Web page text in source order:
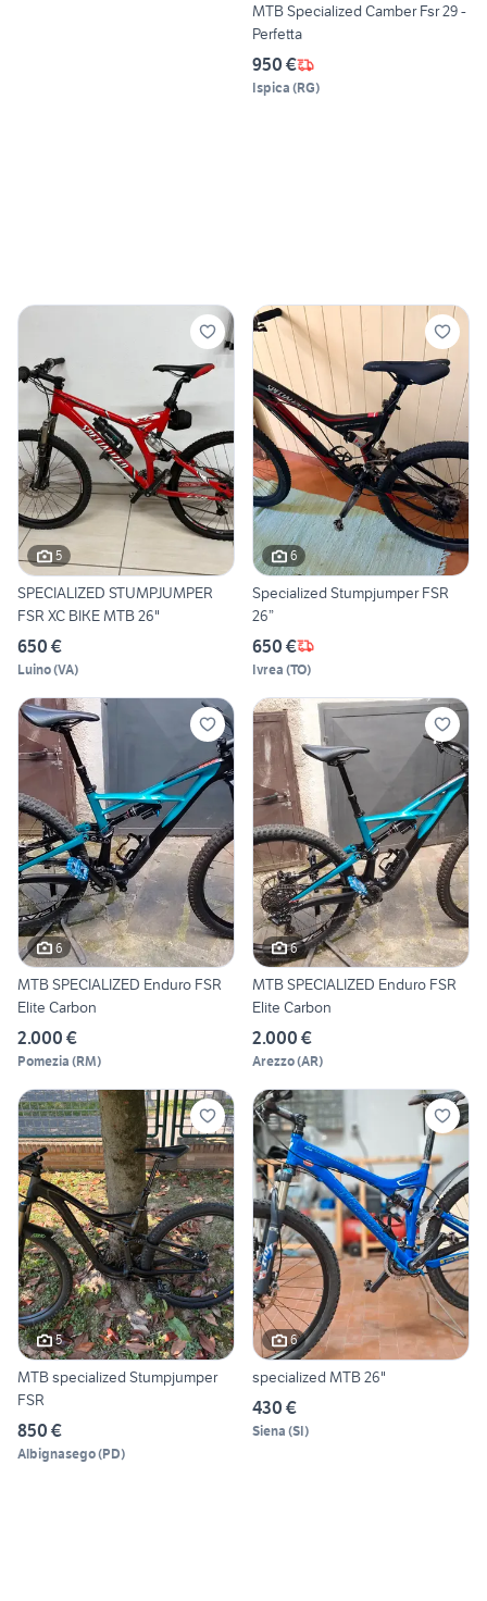
MTB Specialized Camber Fsr 29 -
Perfetta
950 €
Ispica (RG)
5
SPECIALIZED STUMPJUMPER
FSR XC BIKE MTB 26"
650 €
Luino(VA)
6
Specialized Stumpjumper FSR
26”
650 €
Ivrea (TO)
6
MTB SPECIALIZED Enduro FSR
Elite Carbon
2.000 €
Pomezia (RM)
6
MTB SPECIALIZED Enduro FSR
Elite Carbon
2.000 €
Arezzo(AR)
5
MTB specialized Stumpjumper
FSR
850 €
Albignasego(PD)
6
specialized MTB 26"
430 €
Siena (SI)